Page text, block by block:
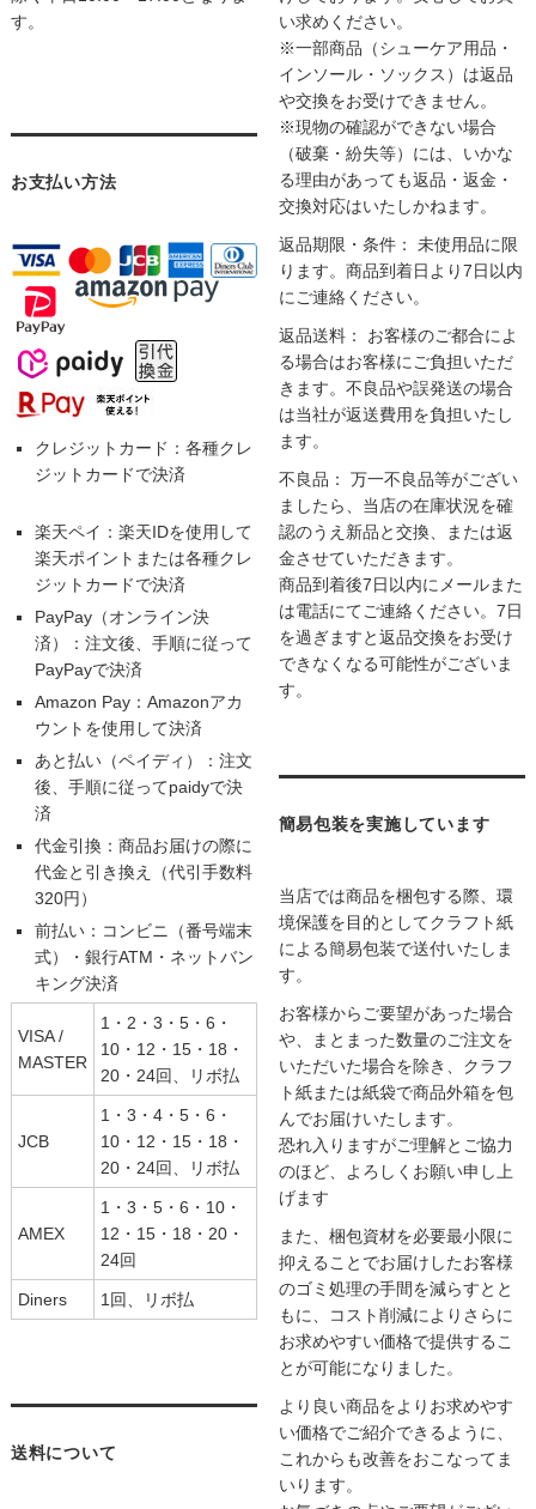
す。
お支払い方法
クレジットカード：各種クレ
ジットカードで決済
楽天ペイ：楽天IDを使用して
楽天ポイントまたは各種クレ
ジットカードで決済
PayPay（オンライン決
済）：注文後、手順に従って
PayPayで決済
Amazon Pay：Amazonアカ
ウントを使用して決済
あと払い（ペイディ）：注文
後、手順に従ってpaidyで決
済
代金引換：商品お届けの際に
代金と引き換え（代引手数料
320円）
前払い：コンビニ（番号端末
式）・銀行ATM・ネットバン
キング決済
VISA /
MASTER
1・2・3・5・6・
10・12・15・18・
20・24回、リボ払
JCB
1・3・4・5・6・
10・12・15・18・
20・24回、リボ払
AMEX
1・3・5・6・10・
12・15・18・20・
24回
Diners 1回、リボ払
送料について
い求めください。
※一部商品（シューケア用品・
インソール・ソックス）は返品
や交換をお受けできません。
※現物の確認ができない場合
（破棄・紛失等）には、いかな
る理由があっても返品・返金・
交換対応はいたしかねます。
返品期限・条件： 未使用品に限
ります。商品到着日より7日以内
にご連絡ください。
返品送料： お客様のご都合によ
る場合はお客様にご負担いただ
きます。不良品や誤発送の場合
は当社が返送費用を負担いたし
ます。
不良品： 万一不良品等がござい
ましたら、当店の在庫状況を確
認のうえ新品と交換、または返
金させていただきます。
商品到着後7日以内にメールまた
は電話にてご連絡ください。7日
を過ぎますと返品交換をお受け
できなくなる可能性がございま
す。
簡易包装を実施しています
当店では商品を梱包する際、環
境保護を目的としてクラフト紙
による簡易包装で送付いたしま
す。
お客様からご要望があった場合
や、まとまった数量のご注文を
いただいた場合を除き、クラフ
ト紙または紙袋で商品外箱を包
んでお届けいたします。
恐れ入りますがご理解とご協力
のほど、よろしくお願い申し上
げます
また、梱包資材を必要最小限に
抑えることでお届けしたお客様
のゴミ処理の手間を減らすとと
もに、コスト削減によりさらに
お求めやすい価格で提供するこ
とが可能になりました。
より良い商品をよりお求めやす
い価格でご紹介できるように、
これからも改善をおこなってま
いります。